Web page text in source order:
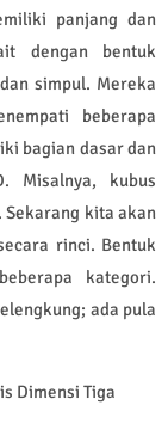
panjang dan
dengan bentuk
simpul. Mereka
beberapa
bagian dasar dan
Misalnya, kubus
kita akan
rinci. Bentuk
kategori.
ada pula
Dimensi Tiga